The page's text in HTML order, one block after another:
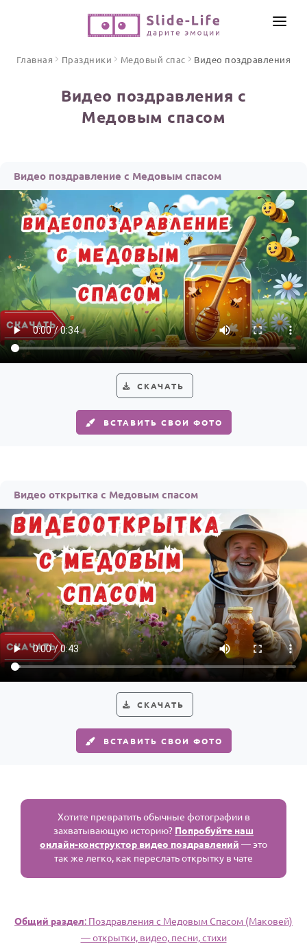
ПО ФОРМАТУ
Открытки
Стихи и тексты
ПРАЗДНИКИ
С Днем рождения
Юбилей
Свадьба
Годовщина свадьбы
Календарь праздников
Женщине
Мужчине
Детям
Все родственники
ПЕРСОНАЛЬНЫЕ
Пожелания
По именам
По годам
ИНСТРУМЕНТЫ
ОТЗЫВЫ
Главная Праздники Медовый спас Видео поздравления
Видео поздравления с
Медовым спасом
Видео поздравление с Медовым спасом
СКАЧАТЬ
ВСТАВИТЬ СВОИ ФОТО
Видео открытка с Медовым спасом
СКАЧАТЬ
ВСТАВИТЬ СВОИ ФОТО
Хотите превратить обычные фотографии в
захватывающую историю? Попробуйте наш
онлайн-конструктор видео поздравлений — это
так же легко, как переслать открытку в чате
Общий раздел: Поздравления с Медовым Спасом (Маковей)
— открытки, видео, песни, стихи